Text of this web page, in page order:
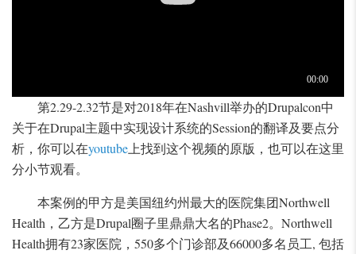
第2.29-2.32节是对2018年在Nashvill举办的Drupalcon中
关于在Drupal主题中实现设计系统的Session的翻译及要点分
析，你可以在youtube 上找到这个视频的原版，也可以在这里
分小节观看。
本案例的甲方是美国纽约州最大的医院集团Northwell
Health，乙方是Drupal圈子里鼎鼎大名的Phase2。Northwell
Health拥有23家医院，550多个门诊部及66000多名员工, 包括